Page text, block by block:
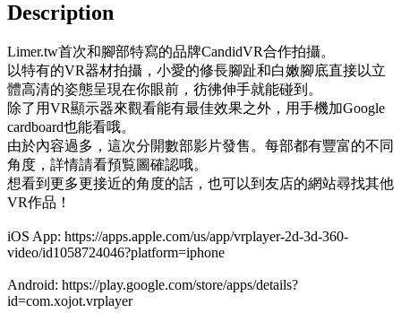
Description
Limer.tw首次和腳部特寫的品牌CandidVR合作拍攝。
以特有的VR器材拍攝，小愛的修長腳趾和白嫩腳底直接以立
體高清的姿態呈現在你眼前，彷彿伸手就能碰到。
除了用VR顯示器來觀看能有最佳效果之外，用手機加Google
cardboard也能看哦。
由於內容過多，這次分開數部影片發售。每部都有豐富的不同
角度，詳情請看預覧圖確認哦。
想看到更多更接近的角度的話，也可以到友店的網站尋找其他
VR作品！
iOS App: https://apps.apple.com/us/app/vrplayer-2d-3d-360-
video/id1058724046?platform=iphone
Android: https://play.google.com/store/apps/details?
id=com.xojot.vrplayer